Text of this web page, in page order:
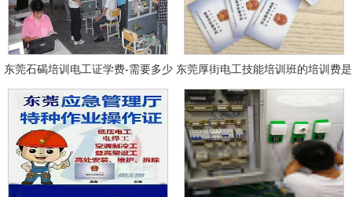
东莞石碣培训电工证学费-需要多少
钱?需要什么条件?
东莞厚街电工技能培训班的培训费是
多少?